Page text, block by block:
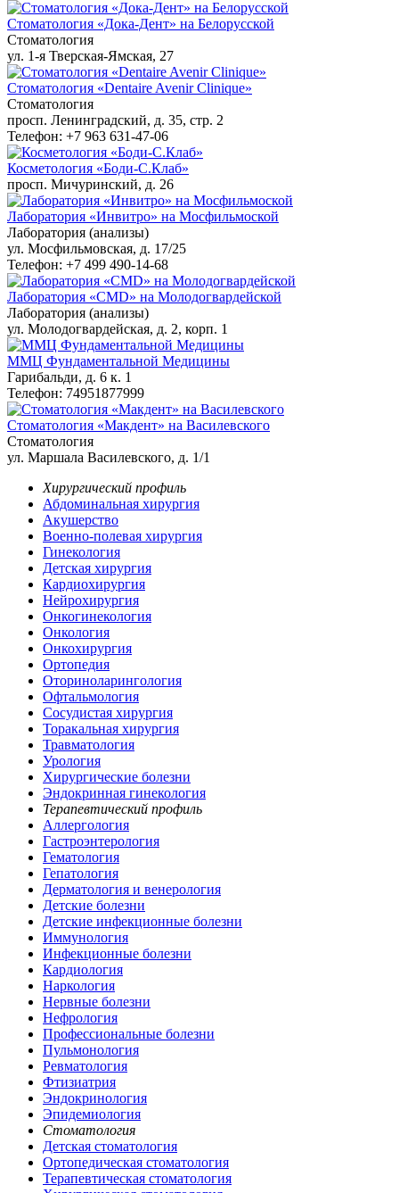
Стоматология «Дока-Дент» на Белорусской
Стоматология
ул. 1-я Тверская-Ямская, 27
Стоматология «Dentaire Avenir Clinique»
Стоматология
просп. Ленинградский, д. 35, стр. 2
Телефон: +7 963 631-47-06
Косметология «Боди-С.Клаб»
просп. Мичуринский, д. 26
Лаборатория «Инвитро» на Мосфильмоской
Лаборатория (анализы)
ул. Мосфильмовская, д. 17/25
Телефон: +7 499 490-14-68
Лаборатория «CMD» на Молодогвардейской
Лаборатория (анализы)
ул. Молодогвардейская, д. 2, корп. 1
ММЦ Фундаментальной Медицины
Гарибальди, д. 6 к. 1
Телефон: 74951877999
Стоматология «Макдент» на Василевского
Стоматология
ул. Маршала Василевского, д. 1/1
Хирургический профиль
Абдоминальная хирургия
Акушерство
Военно-полевая хирургия
Гинекология
Детская хирургия
Кардиохирургия
Нейрохирургия
Онкогинекология
Онкология
Онкохирургия
Ортопедия
Оториноларингология
Офтальмология
Сосудистая хирургия
Торакальная хирургия
Травматология
Урология
Хирургические болезни
Эндокринная гинекология
Терапевтический профиль
Аллергология
Гастроэнтерология
Гематология
Гепатология
Дерматология и венерология
Детские болезни
Детские инфекционные болезни
Иммунология
Инфекционные болезни
Кардиология
Наркология
Нервные болезни
Нефрология
Профессиональные болезни
Пульмонология
Ревматология
Фтизиатрия
Эндокринология
Эпидемиология
Стоматология
Детская стоматология
Ортопедическая стоматология
Терапевтическая стоматология